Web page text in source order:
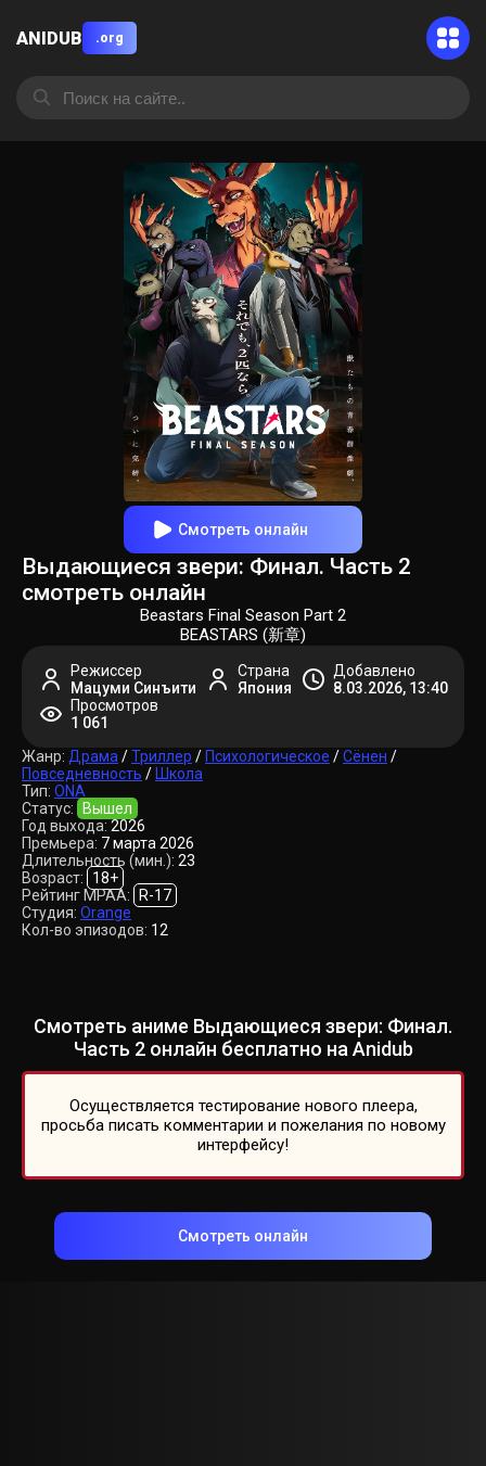
ANIDUB .org
Смотреть онлайн
Выдающиеся звери: Финал. Часть 2
смотреть онлайн
Beastars Final Season Part 2
BEASTARS (新章)
Режиссер
Мацуми Синъити
Страна
Япония
Добавлено
8.03.2026, 13:40
Просмотров
1 061
Жанр: Драма /Триллер / Психологическое /Сёнен /
Повседневность / Школа
Тип: ONA
Статус:
Вышел
Год выхода: 2026
Премьера: 7 марта 2026
Длительность (мин.): 23
Возраст:
18+
Рейтинг MPAA:
R-17
Студия: Orange
Кол-во эпизодов: 12
Смотреть аниме Выдающиеся звери: Финал.
Часть 2 онлайн бесплатно на Anidub
Осуществляется тестирование нового плеера,
просьба писать комментарии и пожелания по новому
интерфейсу!
Смотреть онлайн